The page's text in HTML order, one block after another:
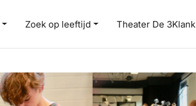
Zoek op leeftijd Theater De 3Klank